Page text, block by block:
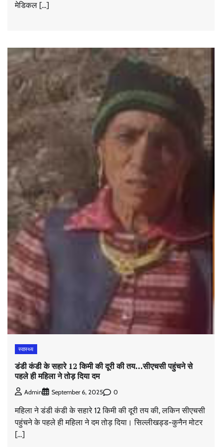
मेडिकल […]
स्वास्थ्य
डंडी कंडी के सहारे 12 किमी की दूरी की तय…सीएचसी पहुंचने से
पहले ही महिला ने तोड़ दिया दम
Admin September 6, 2025 0
महिला ने डंडी कंडी के सहारे 12 किमी की दूरी तय की, लकिन सीएचसी
पहुंचने के पहले ही महिला ने दम तोड़ दिया। सिल्लीखड्ड-कुनैन मोटर
[…]